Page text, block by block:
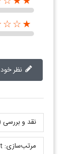
نقد و بررسی‌‌
مرتب‌سازی: